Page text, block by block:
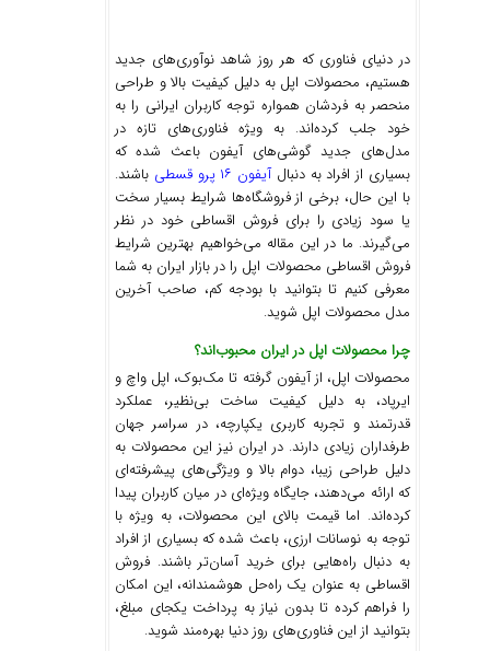
در دنیای فناوری که هر روز شاهد نوآوری‌های جدید
هستیم، محصولات اپل به دلیل کیفیت بالا و طراحی
منحصر به فردشان همواره توجه کاربران ایرانی را به
خود جلب کرده‌اند. به ویژه فناوری‌های تازه در
مدل‌های جدید گوشی‌های آیفون باعث شده که
بسیاری از افراد به دنبالآیفون ۱۶ پرو قسطی
باشند.
با این حال، برخی از فروشگاه‌ها شرایط بسیار سخت
یا سود زیادی را برای فروش اقساطی خود در نظر
می‌گیرند. ما در این مقاله می‌خواهیم بهترین شرایط
فروش اقساطی محصولات اپل را در بازار ایران به شما
معرفی کنیم تا بتوانید با بودجه کم، صاحب آخرین
مدل محصولات اپل شوید.
چرا محصولات اپل در ایران محبوب‌اند؟
محصولات اپل، از آیفون گرفته تا مک‌بوک، اپل واچ و
ایرپاد، به دلیل کیفیت ساخت بی‌نظیر، عملکرد
قدرتمند و تجربه کاربری یکپارچه، در سراسر جهان
طرفداران زیادی دارند. در ایران نیز این محصولات به
دلیل طراحی زیبا، دوام بالا و ویژگی‌های پیشرفته‌ای
که ارائه می‌دهند، جایگاه ویژه‌ای در میان کاربران پیدا
کرده‌اند. اما قیمت بالای این محصولات، به ویژه با
توجه به نوسانات ارزی، باعث شده که بسیاری از افراد
به دنبال راه‌هایی برای خرید آسان‌تر باشند. فروش
اقساطی به عنوان یک راه‌حل هوشمندانه، این امکان
را فراهم کرده تا بدون نیاز به پرداخت یکجای مبلغ،
بتوانید از این فناوری‌های روز دنیا بهره‌مند شوید.